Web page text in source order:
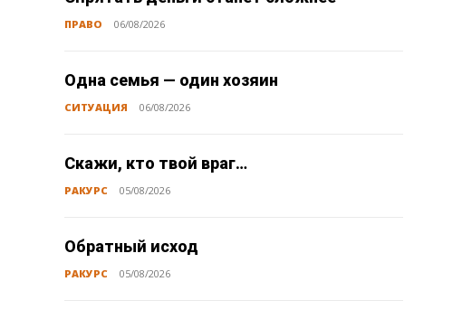
ПРАВО 06/08/2026
Одна семья — один хозяин
СИТУАЦИЯ 06/08/2026
Скажи, кто твой враг…
РАКУРС 05/08/2026
Обратный исход
РАКУРС 05/08/2026